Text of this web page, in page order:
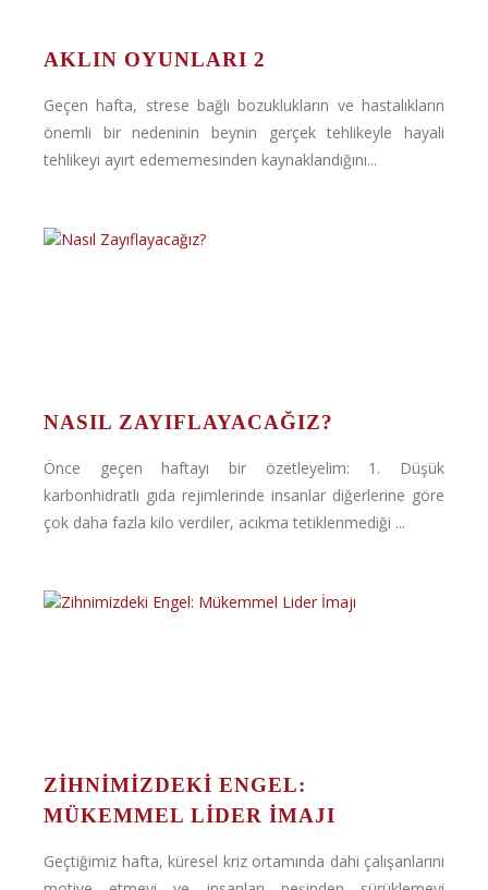
AKLIN OYUNLARI 2
Geçen hafta, strese bağlı bozuklukların ve hastalıkların
önemli bir nedeninin beynin gerçek tehlikeyle hayali
tehlikeyi ayırt edememesinden kaynaklandığını...
NASIL ZAYIFLAYACAĞIZ?
Önce geçen haftayı bir özetleyelim: 1. Düşük
karbonhidratlı gıda rejimlerinde insanlar diğerlerine göre
çok daha fazla kilo verdiler, acıkma tetiklenmediği ...
ZIHNIMIZDEKI ENGEL:
MÜKEMMEL LIDER İMAJI
Geçtiğimiz hafta, küresel kriz ortamında dahi çalışanlarını